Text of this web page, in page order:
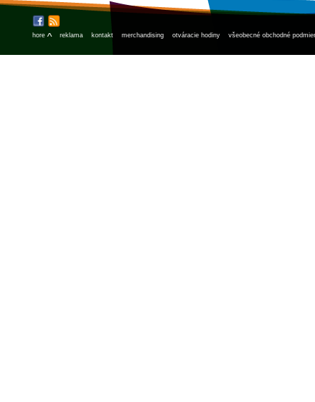
hore ^ reklama kontakt merchandising otváracie hodiny všeobecné obchodné